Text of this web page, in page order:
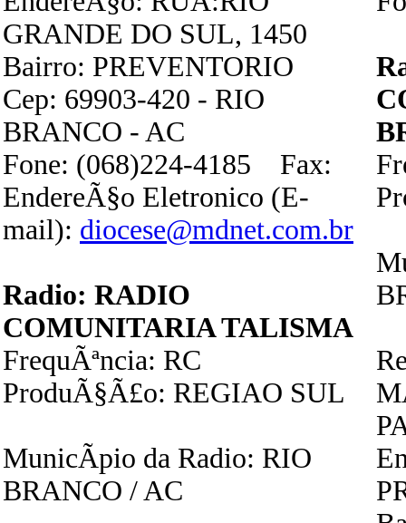
GRANDE DO SUL, 1450
Bairro: PREVENTORIO
Cep: 69903-420 - RIO
BRANCO - AC
Fone: (068)224-4185 Fax:
EndereÃ§o Eletronico (E-
mail): diocese@mdnet.com.br
Radio: RADIO
COMUNITARIA TALISMA
FrequÃªncia: RC
ProduÃ§Ã£o: REGIAO SUL
MunicÃ­pio da Radio: RIO
BRANCO / AC